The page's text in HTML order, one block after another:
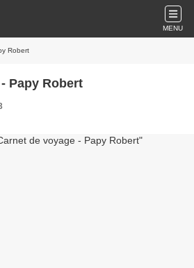
MENU
Robert
Papy Robert